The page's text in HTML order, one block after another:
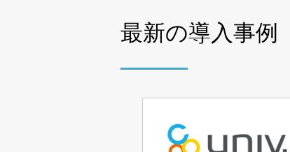
最新の導入事例